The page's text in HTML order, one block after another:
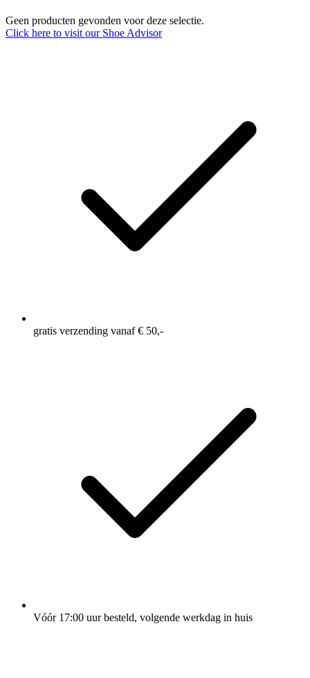
Geen producten gevonden voor deze selectie.
Click here to visit our Shoe Advisor
gratis verzending vanaf € 50,-
Vóór 17:00 uur besteld, volgende werkdag in huis